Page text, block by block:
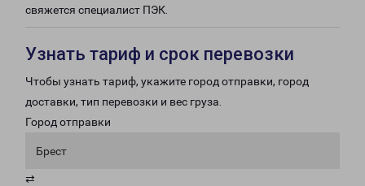
свяжется специалист ПЭК.
Узнать тариф и срок перевозки
Чтобы узнать тариф, укажите город отправки, город
доставки, тип перевозки и вес груза.
Город отправки
Брест
⇄